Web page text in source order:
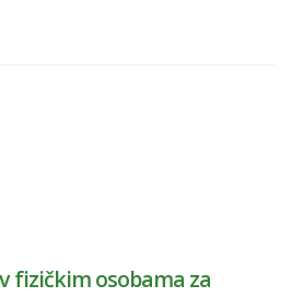
fizičkim osobama za